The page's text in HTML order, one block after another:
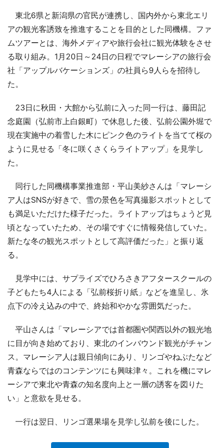
東北6県と新潟県の官民が連携し、国内外から東北エリ
アの観光客誘致を推進することを目的とした同機構。ファ
ムツアーとは、海外メディアや旅行会社に観光体験をさせ
る取り組み。1月20日～24日の日程でマレーシアの旅行会
社「アップルバケーションズ」の社員ら9人らを招待し
た。
23日に秋田・大館から弘前に入った同一行は、藤田記
念庭園（弘前市上白銀町）で休息した後、弘前公園外堀で
現在実施中の着雪した木にピンク色のライトを当てて桜の
ように見せる「冬に咲くさくらライトアップ」を見学し
た。
同行した同機構事業推進部・平山美紗さんは「マレーシ
ア人はSNSが好きで、雪の景色を写真撮影スポットとして
も満足いただけた様子だった。ライトアップはちょうど見
頃となっていたため、その場ですぐに情報発信していた。
新たな冬の観光スポットとして高評価だった」と振り返
る。
見学中には、サプライズでひろさきアフタースクールの
子どもたち4人による「弘前桜折り紙」などを進呈し、氷
点下の冷え込みの中で、終始和やかな雰囲気だった。
平山さんは「マレーシアでは首都圏や関西以外の観光地
に目が向き始めており、東北のインバウンド観光がチャン
ス。マレーシア人は親日傾向にあり、リンゴやねぶたなど
青森ならではのコンテンツにも興味津々。これを機にマレ
ーシアで東北や青森の知名度向上と一層の誘客を図りた
い」と意欲を見せる。
一行は翌日、リンゴ選果場を見学し弘前を後にした。